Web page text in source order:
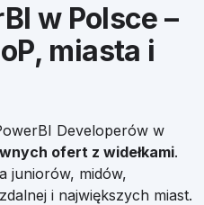
w Polsce –
miasta i
Developerów w
ofert z widełkami.
juniorów, midów,
i największych miast.